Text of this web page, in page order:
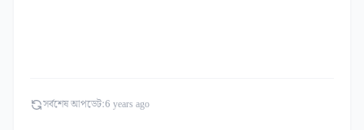
সর্বশেষ আপডেট:6 years ago